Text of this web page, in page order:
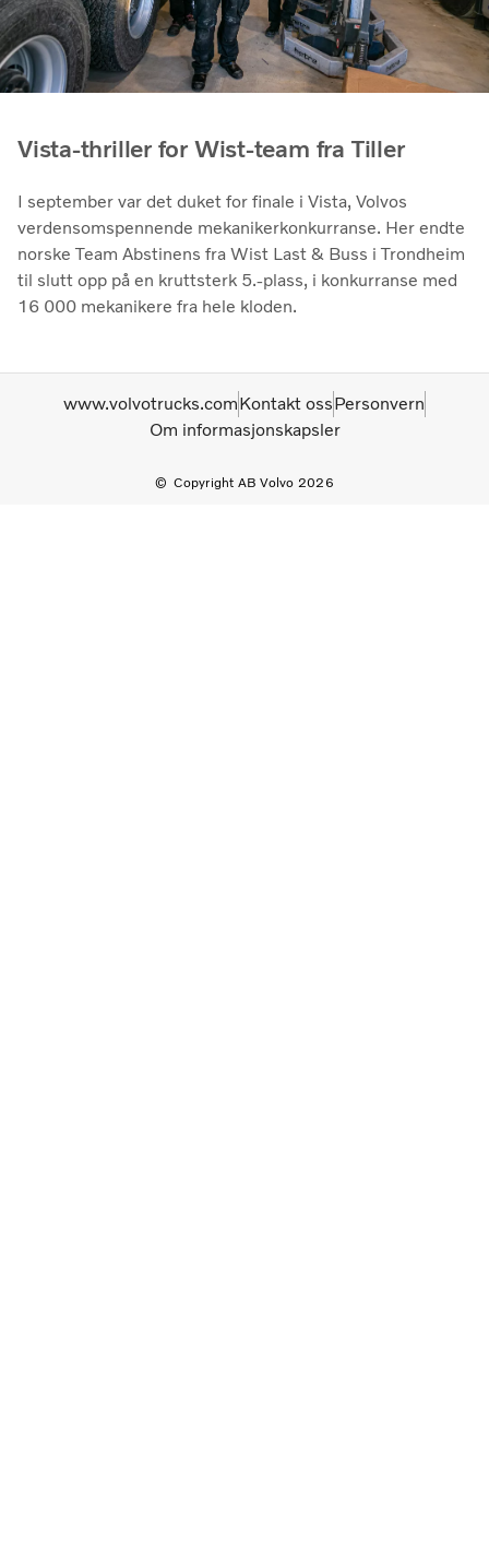
Vista-thriller for Wist-team fra Tiller
I september var det duket for finale i Vista, Volvos
verdensomspennende mekanikerkonkurranse. Her endte
norske Team Abstinens fra Wist Last & Buss i Trondheim
til slutt opp på en kruttsterk 5.-plass, i konkurranse med
16 000 mekanikere fra hele kloden.
Copyright AB Volvo 2026
www.volvotrucks.comKontakt ossPersonvern
Om informasjonskapsler